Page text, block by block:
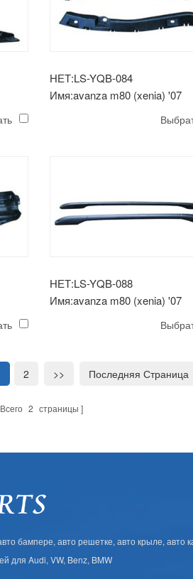
НЕТ:LS-YQB-084
Имя:avanza m80 (xenia) '07
НЕТ:LS-YQB-088
Имя:avanza m80 (xenia) '07
2 >> Последняя Страница
Всего 2 страницы
бампере, авто решетке, авто крыле, авто
для Audi, VW, Benz, BMW